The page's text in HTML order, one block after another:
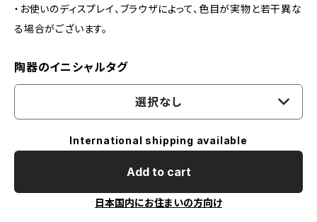
・お使いのディスプレイ、ブラウザによって、色目が実物と若干異な
る場合がございます。
陶器のイニシャルタグ
選択なし
International shipping available
Add to cart
日本国内にお住まいの方向け